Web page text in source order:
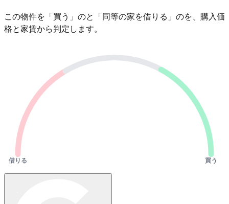
この物件を「買う」のと「同等の家を借りる」のを、購入価
格と家賃から判定します。
借りる 買う